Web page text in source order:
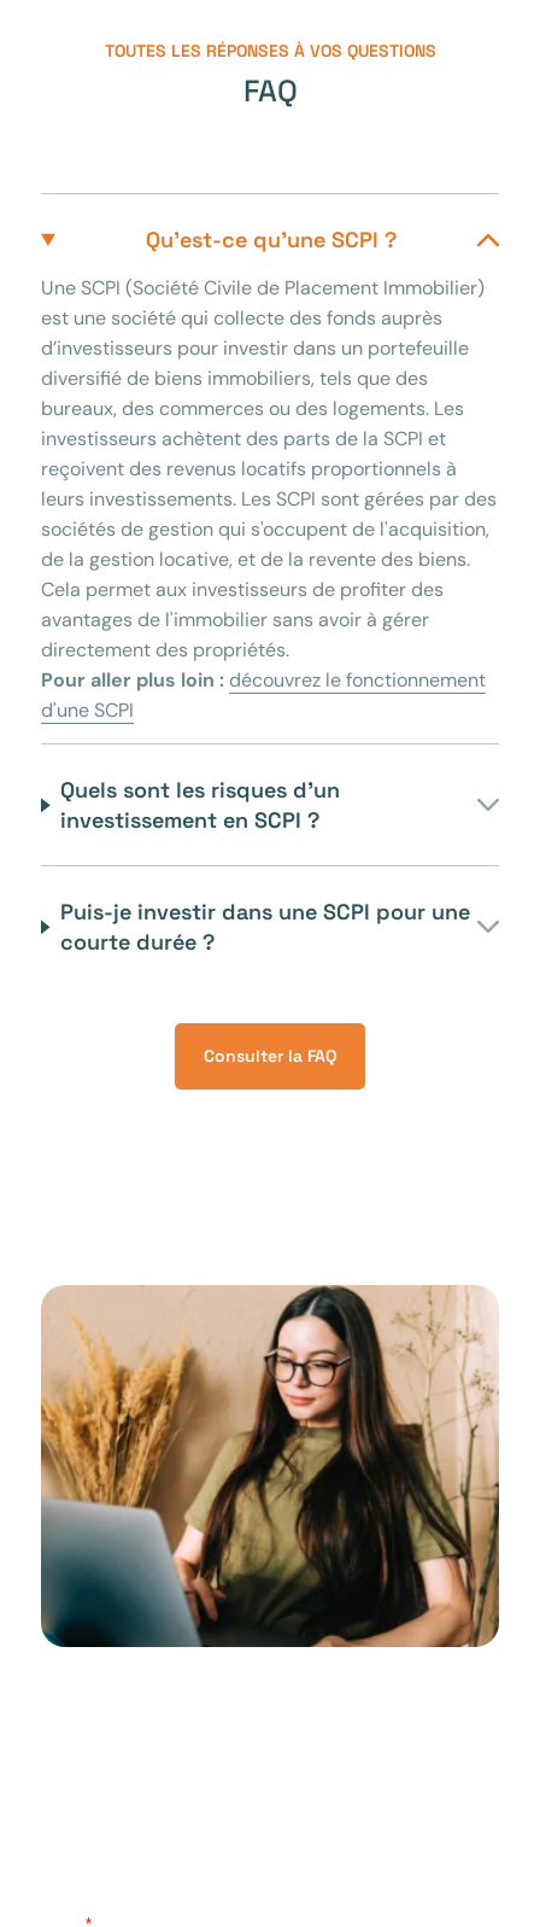
TOUTES LES RÉPONSES À VOS QUESTIONS
FAQ
Qu’est-ce qu’une SCPI ?
Une SCPI (Société Civile de Placement Immobilier)
est une société qui collecte des fonds auprès
d’investisseurs pour investir dans un portefeuille
diversifié de biens immobiliers, tels que des
bureaux, des commerces ou des logements. Les
investisseurs achètent des parts de la SCPI et
reçoivent des revenus locatifs proportionnels à
leurs investissements. Les SCPI sont gérées par des
sociétés de gestion qui s'occupent de l'acquisition,
de la gestion locative, et de la revente des biens.
Cela permet aux investisseurs de profiter des
avantages de l'immobilier sans avoir à gérer
directement des propriétés.
Pour aller plus loin :découvrez le fonctionnement
d'une SCPI
Quels sont les risques d’un
investissement en SCPI ?
Puis-je investir dans une SCPI pour une
courte durée ?
Consulter la FAQ